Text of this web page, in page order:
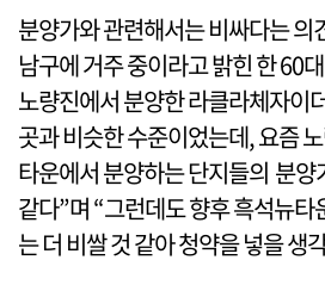
분양가와 관련해서는 비싸다는 의
남구에 거주 중이라고 밝힌 한 60
노량진에서 분양한 라클라체자이
곳과 비슷한 수준이었는데, 요즘
타운에서 분양하는 단지들의 분양
같다”며 “그런데도 향후 흑석뉴
는 더 비쌀 것 같아 청약을 넣을 생